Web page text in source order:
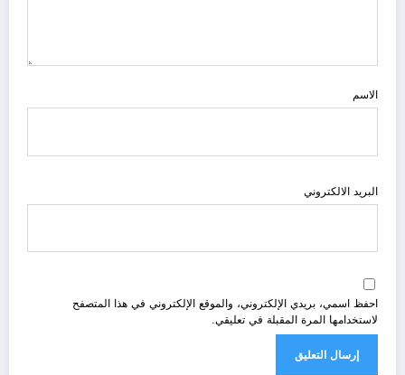
الاسم
البريد الالكتروني
احفظ اسمي، بريدي الإلكتروني، والموقع الإلكتروني في هذا المتصفح
لاستخدامها المرة المقبلة في تعليقي.